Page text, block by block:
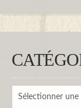
Catégories